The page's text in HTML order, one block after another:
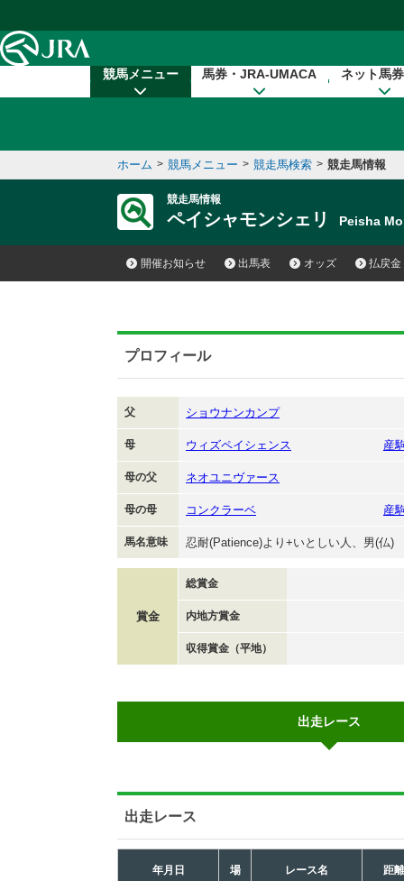
競馬メニュー 馬券・JRA-UMACA ネット馬
ホーム > 競馬メニュー > 競走馬検索 > 競走馬情報
競走馬情報
ペイシャモンシェリ Peisha
開催お知らせ 出馬表 オッズ 払戻金
プロフィール
父 ショウナンカンプ
母 ウィズペイシェンス 産
母の父 ネオユニヴァース
母の母 コンクラーベ 産
馬名意味 忍耐(Patience)より+いとしい人、男(仏)
賞金
総賞金
内地方賞金
収得賞金（平地）
出走レース
出走レース
年月日 場 レース名 距離